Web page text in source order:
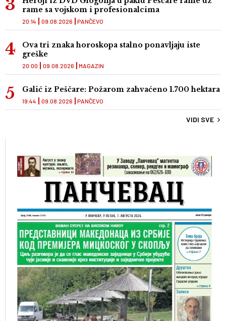
rame sa vojskom i profesionalcima
PANČEVO
20:14 09.08.2026
Ova tri znaka horoskopa stalno ponavljaju iste
greške
MAGAZIN
20:00 09.08.2026
Galić iz Peščare: Požarom zahvaćeno 1.700 hektara
PANČEVO
19:44 09.08.2026
VIDI SVE